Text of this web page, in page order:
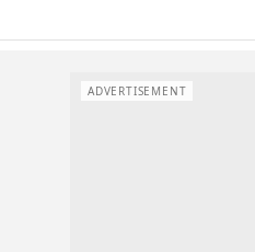
ADVERTISEMENT